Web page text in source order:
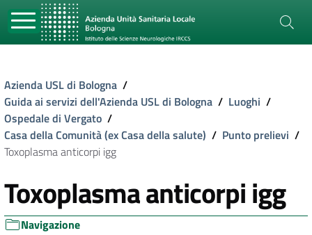
Azienda USL di Bologna /
Guida ai servizi dell'Azienda USL di Bologna / Luoghi /
Ospedale di Vergato /
Casa della Comunità (ex Casa della salute) / Punto prelievi /
Toxoplasma anticorpi igg
Toxoplasma anticorpi igg
Navigazione